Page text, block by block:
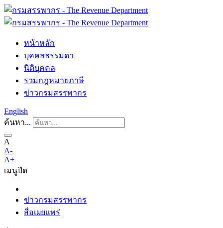
หน้าหลัก
บุคคลธรรมดา
นิติบุคคล
รวมกฎหมายภาษี
ข่าวกรมสรรพากร
English
ค้นหา...
A
A-
A+
เมนูปิด
ข่าวกรมสรรพากร
สื่อเผยแพร่